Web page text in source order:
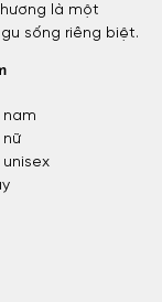
là một
sống riêng biệt.
nam
nữ
unisex